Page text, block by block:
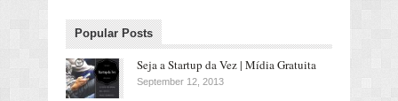
Popular Posts
Seja a Startup da Vez | Mídia Gratuita
September 12, 2013